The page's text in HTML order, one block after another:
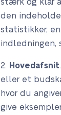
stærk og klar
den
statistikker,
indledningen,
2. Hovedafsnit
eller et
hvor du
give